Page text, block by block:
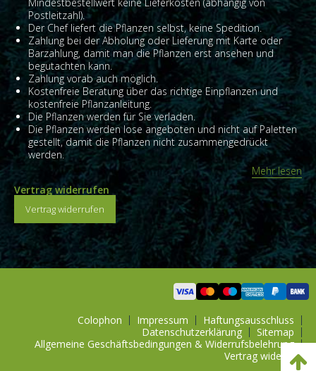
Postleitzahl).
Der Chef liefert die Pflanzen selbst, keine Spedition.
Zahlung bei der Abholung oder Lieferung mit Karte oder
Barzahlung, damit man die Pflanzen erst ansehen und
begutachten kann.
Zahlung vorab auch möglich.
Kostenfreie Beratung über das richtige Einpflanzen und
kostenfreie Pflanzanleitung.
Die Pflanzen werden für Sie verladen.
Die Pflanzen werden lose angeboten und nicht auf Paletten
gestellt, damit die Pflanzen nicht zusammengedrückt
werden.
Mehr lesen
Vertrag widerrufen
Vertrag widerrufen
Colophon Impressum
Haftungsausschluss
Datenschutzerklärung
Sitemap
Allgemeine Geschäftsbedingungen & Widerrufsbelehrung
Vertrag widerrufen